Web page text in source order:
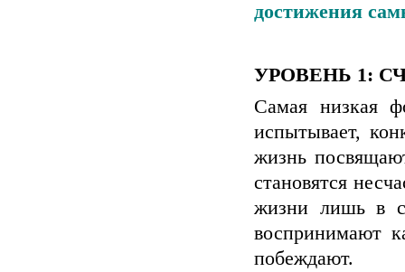
достижения
УРОВЕНЬ 1:
Самая низкая
испытывает,
жизнь
становятся
жизни лишь в
воспринимают
побеждают.